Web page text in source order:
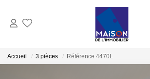
Accueil 3 pièces Référence 4470L